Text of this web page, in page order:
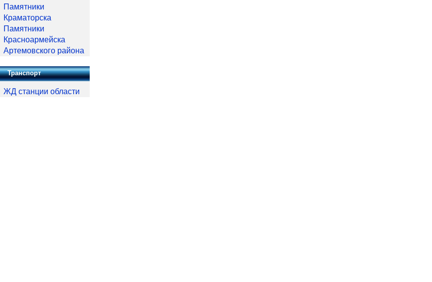
Памятники
Краматорска
Памятники
Красноармейска
Артемовского района
Транспорт
ЖД станции области